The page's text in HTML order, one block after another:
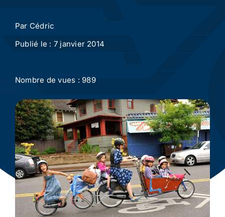
Actualité
Ecologie
Par Cédric
Publié le : 7 janvier 2014
Nombre de vues : 989